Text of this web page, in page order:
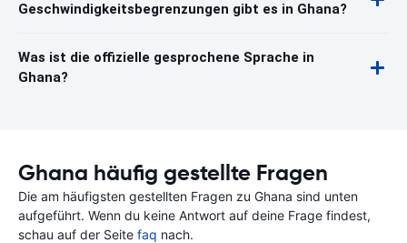
Geschwindigkeitsbegrenzungen gibt es in Ghana?
Was ist die offizielle gesprochene Sprache in
Ghana?
Ghana häufig gestellte Fragen
Die am häufigsten gestellten Fragen zu Ghana sind unten
aufgeführt. Wenn du keine Antwort auf deine Frage findest,
schau auf der Seite faq nach.